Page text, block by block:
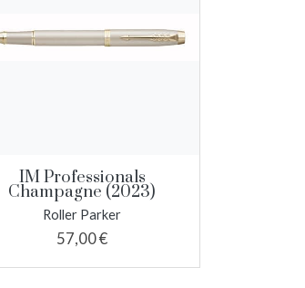
IM Professionals
Champagne (2023)
Roller Parker
57,00 €